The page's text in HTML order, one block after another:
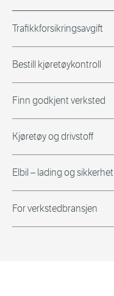
Trafikkforsikringsavgift
Bestill kjøretøykontroll
Finn godkjent verksted
Kjøretøy og drivstoff
Elbil – lading og sikkerhet
For verkstedbransjen